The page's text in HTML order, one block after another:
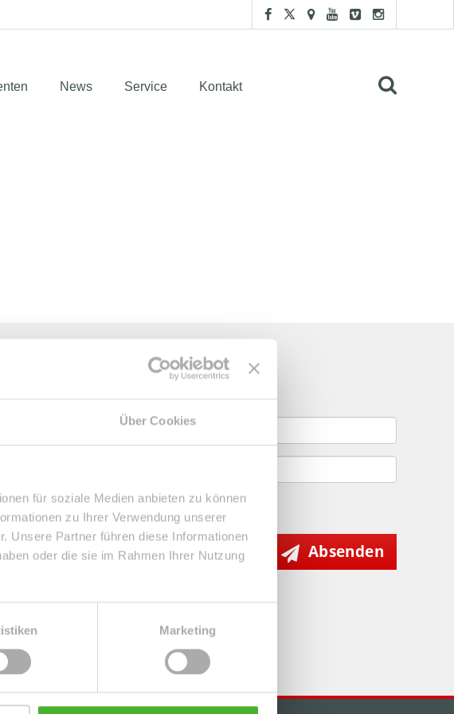
Über Cookies
für soziale Medien anbieten zu können
zu Ihrer Verwendung unserer
Unsere Partner führen diese Informationen
oder die sie im Rahmen Ihrer Nutzung
Marketing
News Service Kontakt
Angebote
Absenden